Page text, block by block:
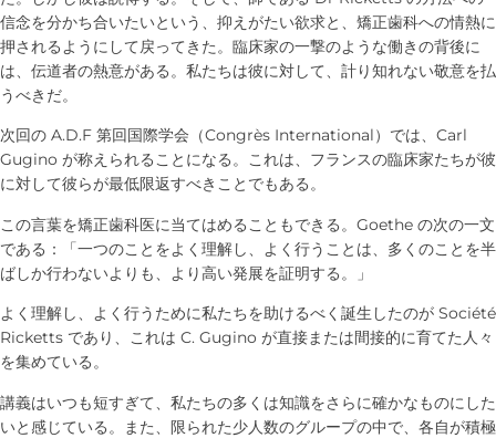
信念を分かち合いたいという、抑えがたい欲求と、矯正歯科への情熱に
押されるようにして戻ってきた。臨床家の一撃のような働きの背後に
は、伝道者の熱意がある。私たちは彼に対して、計り知れない敬意を払
うべきだ。
次回の A.D.F 第回国際学会（Congrès International）では、Carl
Gugino が称えられることになる。これは、フランスの臨床家たちが彼
に対して彼らが最低限返すべきことでもある。
この言葉を矯正歯科医に当てはめることもできる。Goethe の次の一文
である：「一つのことをよく理解し、よく行うことは、多くのことを半
ばしか行わないよりも、より高い発展を証明する。」
よく理解し、よく行うために私たちを助けるべく誕生したのが Société
Ricketts であり、これは C. Gugino が直接または間接的に育てた人々
を集めている。
講義はいつも短すぎて、私たちの多くは知識をさらに確かなものにした
いと感じている。また、限られた少人数のグループの中で、各自が積極